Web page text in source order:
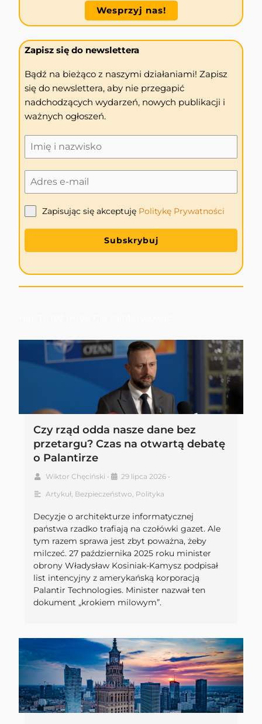
Wesprzyj nas!
Zapisz się do newslettera
Bądź na bieżąco z naszymi działaniami! Zapisz
się do newslettera, aby nie przegapić
nadchodzących wydarzeń, nowych publikacji i
ważnych ogłoszeń.
Zapisując się akceptuję Politykę Prywatności
Subskrybuj
Czy rząd odda nasze dane bez
przetargu? Czas na otwartą debatę
o Palantirze
Wiktor Chęciński • 29 lipca 2026 •
Artykuł, Bezpieczeństwo, Polityka
Decyzje o architekturze informatycznej
państwa rzadko trafiają na czołówki gazet. Ale
tym razem sprawa jest zbyt poważna, żeby
milczeć. 27 października 2025 roku minister
obrony Władysław Kosiniak-Kamysz podpisał
list intencyjny z amerykańską korporacją
Palantir Technologies. Minister nazwał ten
dokument „krokiem milowym”.